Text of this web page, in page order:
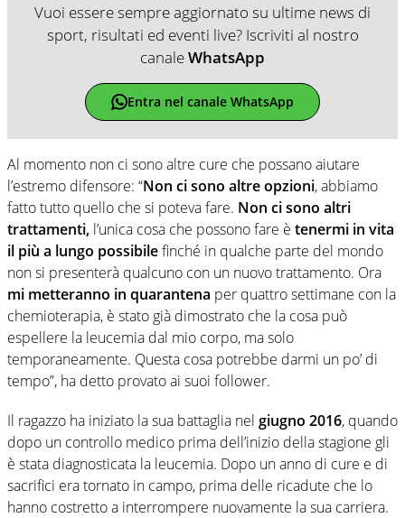
Vuoi essere sempre aggiornato su ultime news di
sport, risultati ed eventi live? Iscriviti al nostro
canaleWhatsApp
Entra nel canale WhatsApp
Al momento non ci sono altre cure che possano aiutare
l’estremo difensore: “Non ci sono altre opzioni, abbiamo
fatto tutto quello che si poteva fare. Non ci sono altri
trattamenti, l’unica cosa che possono fare è tenermi in vita
il più a lungo possibilefinché in qualche parte del mondo
non si presenterà qualcuno con un nuovo trattamento. Ora
mi metteranno in quarantena per quattro settimane con la
chemioterapia, è stato già dimostrato che la cosa può
espellere la leucemia dal mio corpo, ma solo
temporaneamente. Questa cosa potrebbe darmi un po’ di
tempo”, ha detto provato ai suoi follower.
Il ragazzo ha iniziato la sua battaglia nel giugno 2016, quando
dopo un controllo medico prima dell’inizio della stagione gli
è stata diagnosticata la leucemia. Dopo un anno di cure e di
sacrifici era tornato in campo, prima delle ricadute che lo
hanno costretto a interrompere nuovamente la sua carriera.